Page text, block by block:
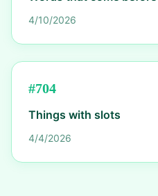
4/10/2026
#704
Things with slots
4/4/2026